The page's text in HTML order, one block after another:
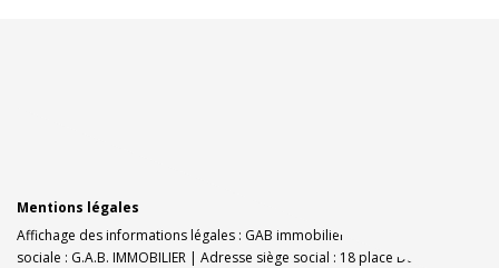
Mentions légales
Affichage des informations légales : GAB immobilier - Dinan | Raison
sociale : G.A.B. IMMOBILIER | Adresse siège social : 18 place Duclos -